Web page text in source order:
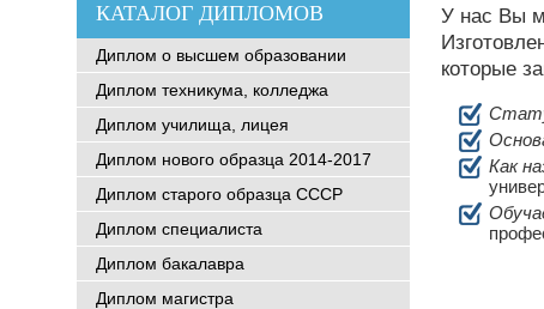
У нас Вы
которые
Как
КАТАЛОГ ДИПЛОМОВ
Диплом о высшем образовании
Диплом техникума, колледжа
Диплом училища, лицея
Диплом нового образца 2014-2017
Диплом старого образца СССР
Диплом специалиста
Диплом бакалавра
Диплом магистра